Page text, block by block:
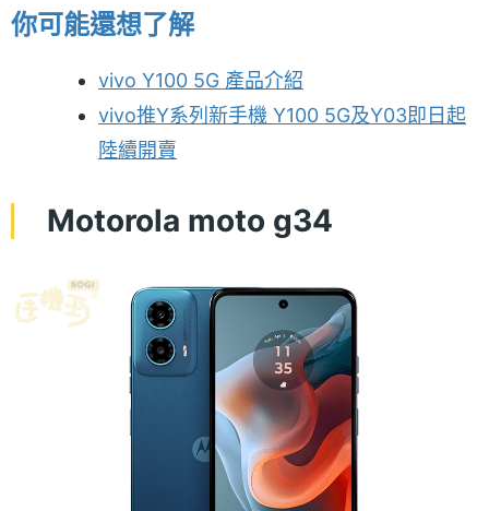
你可能還想了解
vivo Y100 5G 產品介紹
vivo推Y系列新手機 Y100 5G及Y03即日起
陸續開賣
Motorola moto g34